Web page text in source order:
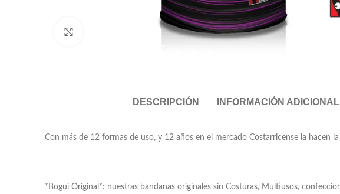
DESCRIPCIÓN INFORMACIÓN ADICIONAL
Con más de 12 formas de uso, y 12 años en el mercado Costarricense la hacen
*Bogui Original*: nuestras bandanas originales sin Costuras, Multiusos,